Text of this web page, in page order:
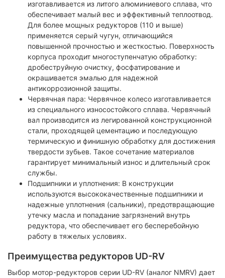
изготавливается из литого алюминиевого сплава, что
обеспечивает малый вес и эффективный теплоотвод.
Для более мощных редукторов (110 и выше)
применяется серый чугун, отличающийся
повышенной прочностью и жесткостью. Поверхность
корпуса проходит многоступенчатую обработку:
дробеструйную очистку, фосфатирование и
окрашивается эмалью для надежной
антикоррозионной защиты.
Червячная пара: Червячное колесо изготавливается
из специального износостойкого сплава. Червячный
вал производится из легированной конструкционной
стали, проходящей цементацию и последующую
термическую и финишную обработку для достижения
твердости зубьев. Такое сочетание материалов
гарантирует минимальный износ и длительный срок
службы.
Подшипники и уплотнения: В конструкции
используются высококачественные подшипники и
надежные уплотнения (сальники), предотвращающие
утечку масла и попадание загрязнений внутрь
редуктора, что обеспечивает его бесперебойную
работу в тяжелых условиях.
Преимущества редукторов UD-RV
Выбор мотор-редукторов серии UD-RV (аналог NMRV) дает